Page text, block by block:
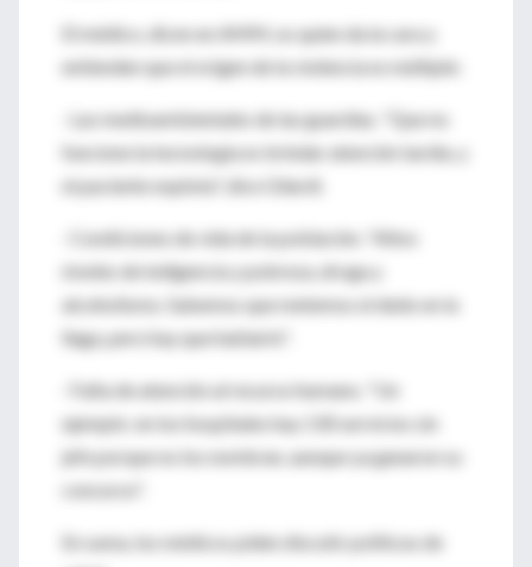
El médico, dicen en AMM, es quien da la cara y
entienden que el origen de la violencia es múltiple:
· Las medioambientales de las guardias. "Que no
funcione la tecnología es brindar atención tardía, y
el paciente explota", dice Gilardi.
· Condiciones de vida de la población. "Altos
niveles de indigencia y pobreza, droga y
alcoholismo. Sabemos que metemos el dedo en la
llaga, pero hay que hablarlo".
· Falta de atención al recurso humano. "Un
ejemplo: en los hospitales hay 130 servicios sin
jefe porque no los nombran, aunque ya ganaron su
concurso".
En suma, los médicos piden discutir políticas de